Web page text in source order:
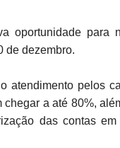
oportunidade para
de dezembro.
atendimento pelos
a até 80%,
das contas